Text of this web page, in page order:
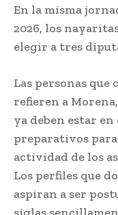
En la misma
2026, los
elegir a tres
Las personas que
refieren a Morena,
ya deben estar
preparativos para
actividad de los
Los perfiles que
aspiran a ser